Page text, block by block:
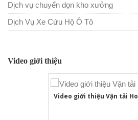
Dịch vụ chuyển dọn kho xưởng
Dịch Vụ Xe Cứu Hộ Ô Tô
Video giới thiệu
Video giới thiệu Vận tải